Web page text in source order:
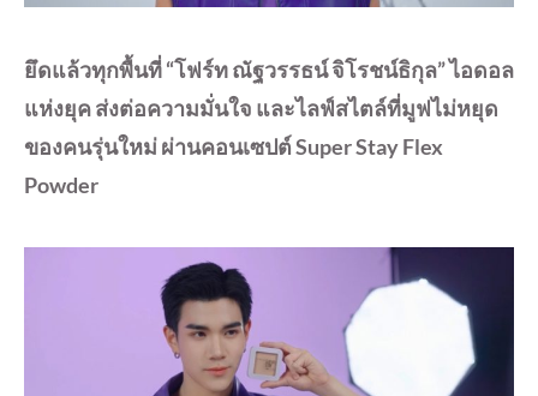
ยึดแล้วทุกพื้นที่ “โฟร์ท ณัฐวรรธน์ จิโรชน์ธิกุล” ไอดอล
แห่งยุค ส่งต่อความมั่นใจ และไลฟ์สไตล์ที่มูฟไม่หยุด
ของคนรุ่นใหม่ ผ่านคอนเซปต์ Super Stay Flex
Powder